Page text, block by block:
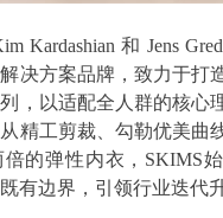
Kardashian 和 Jens
决方案品牌，致力于打
，以适配全人群的核心
精工剪裁、勾勒优美曲
的弹性内衣，SKIMS
有边界，引领行业迭代升